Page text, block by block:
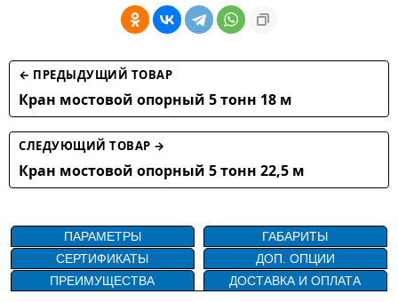
← ПРЕДЫДУЩИЙ ТОВАР
Кран мостовой опорный 5 тонн 18 м
СЛЕДУЮЩИЙ ТОВАР →
Кран мостовой опорный 5 тонн 22,5 м
ПАРАМЕТРЫ
ГАБАРИТЫ
СЕРТИФИКАТЫ
ДОП. ОПЦИИ
ПРЕИМУЩЕСТВА
ДОСТАВКА И ОПЛАТА